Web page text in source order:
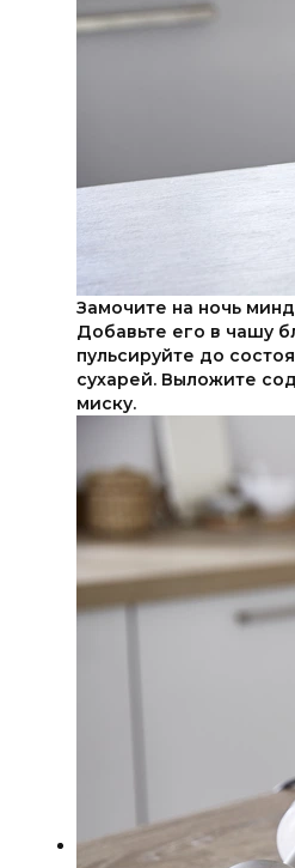
Замочите на ночь
Добавьте его в чашу
пульсируйте до
сухарей. Выложите
миску.